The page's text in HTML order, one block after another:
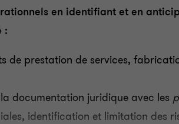
en identifiant et en
:
de prestation de services,
documentation juridique avec les
identification et limitation des